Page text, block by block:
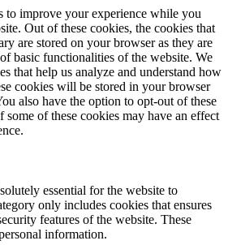
to improve your experience while you
Out of these cookies, the cookies that
are stored on your browser as they are
basic functionalities of the website. We
that help us analyze and understand how
cookies will be stored in your browser
also have the option to opt-out of these
of these cookies may have an effect
essential for the website to
only includes cookies that ensures
features of the website. These
information.